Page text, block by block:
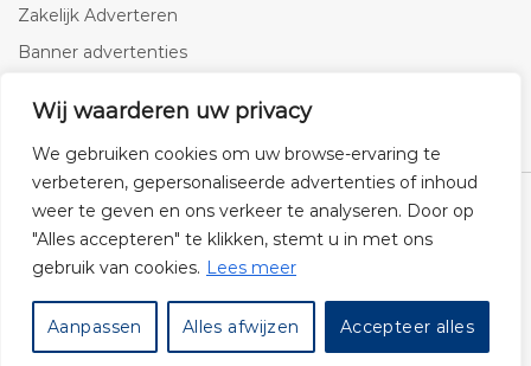
Wij waarderen uw privacy
We gebruiken cookies om uw browse-ervaring te
verbeteren, gepersonaliseerde advertenties of inhoud
weer te geven en ons verkeer te analyseren. Door op
"Alles accepteren" te klikken, stemt u in met ons
gebruik van cookies. Lees meer
Aanpassen Alles afwijzen Accepteer alles
Zakelijk Adverteren
Banner advertenties
SEO copywriting
© 2026 -Audiogigant